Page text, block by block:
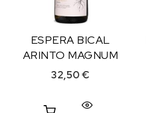
ESPERA BICAL
ARINTO MAGNUM
32,50€